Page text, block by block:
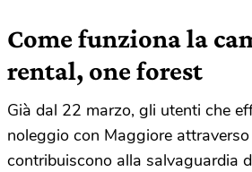
Come funziona la
rental, one forest
Già dal 22 marzo, gli utenti che
noleggio con Maggiore
contribuiscono alla salvaguardia